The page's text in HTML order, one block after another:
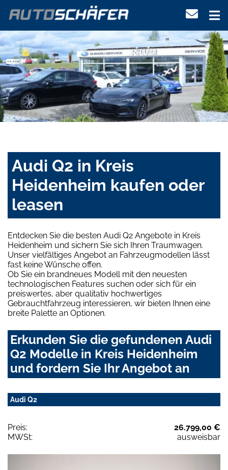
Audi Q2 in Kreis
Heidenheim kaufen oder
leasen
Entdecken Sie die besten Audi Q2 Angebote in Kreis
Heidenheim und sichern Sie sich Ihren Traumwagen.
Unser vielfältiges Angebot an Fahrzeugmodellen lässt
fast keine Wünsche offen.
Ob Sie ein brandneues Modell mit den neuesten
technologischen Features suchen oder sich für ein
preiswertes, aber qualitativ hochwertiges
Gebrauchtfahrzeug interessieren, wir bieten Ihnen eine
breite Palette an Optionen.
Erkunden Sie die gefundenen Audi
Q2 Modelle in Kreis Heidenheim
und fordern Sie Ihr Angebot an
Audi Q2
Preis:
26.799,00 €
MWSt:
ausweisbar